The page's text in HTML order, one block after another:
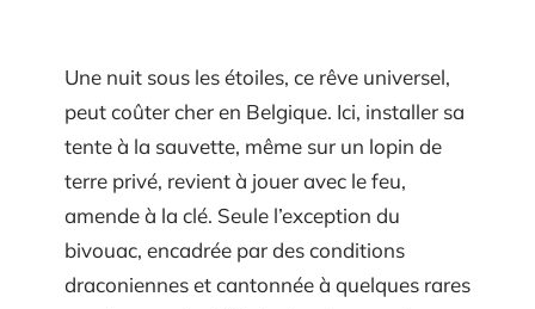
Une nuit sous les étoiles, ce rêve universel,
peut coûter cher en Belgique. Ici, installer sa
tente à la sauvette, même sur un lopin de
terre privé, revient à jouer avec le feu,
amende à la clé. Seule l’exception du
bivouac, encadrée par des conditions
draconiennes et cantonnée à quelques rares